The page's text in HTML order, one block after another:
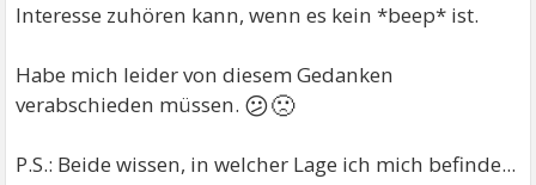
Interesse zuhören kann, wenn es kein *beep* ist.
Habe mich leider von diesem Gedanken
verabschieden müssen. 😕🙁
P.S.: Beide wissen, in welcher Lage ich mich befinde...